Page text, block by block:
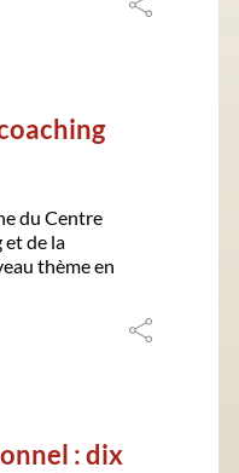
du Centre
de la
thème en
: dix